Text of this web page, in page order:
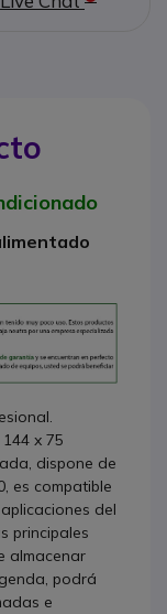
x 75
dispone de
es compatible
del
principales
almacenar
podrá
e